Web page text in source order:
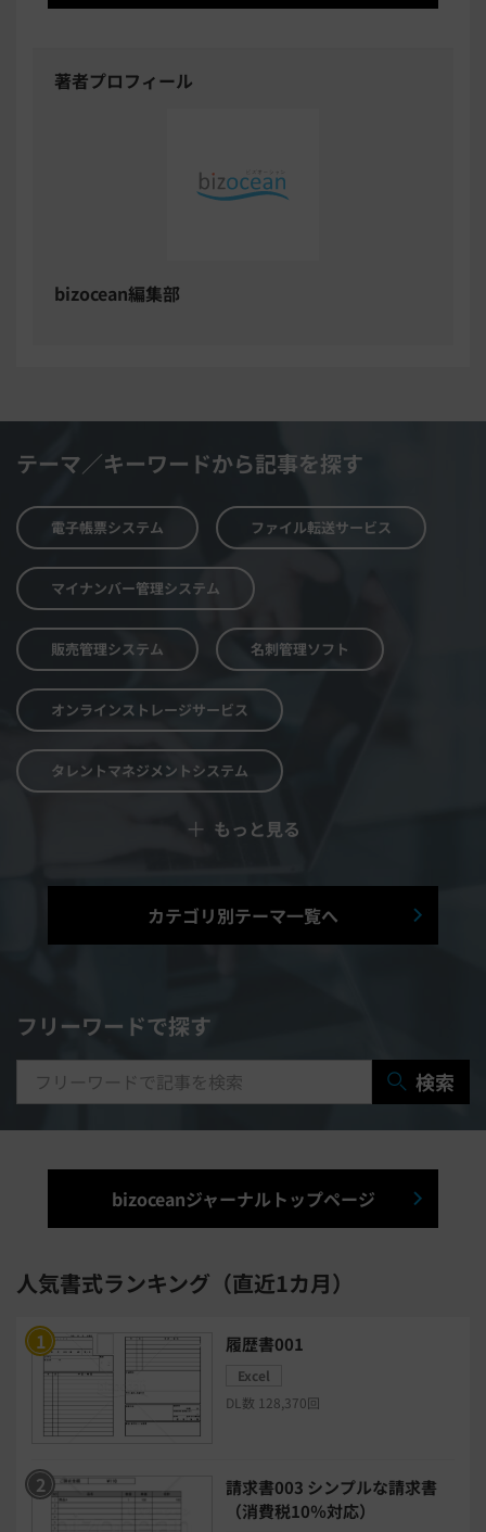
著者プロフィール
bizocean編集部
テーマ／キーワードから記事を探す
電子帳票システム ファイル転送サービス
マイナンバー管理システム
販売管理システム 名刺管理ソフト
オンラインストレージサービス
タレントマネジメントシステム
Web面接システム
シフト管理システム
契約書レビューシステム
研修システム 受付システム
出張管理システム 賃貸管理システム
入退室管理システム 福利厚生システム
チャットボットツール
セキュリティシステム
安否確認(総務)システム 経費精算システム
＋ もっと見る
カテゴリ別テーマ一覧へ
フリーワードで探す
検索
bizoceanジャーナルトップページ
人気書式ランキング（直近1カ月）
履歴書001
Excel
DL数 128,370回
請求書003 シンプルな請求書
（消費税10％対応）